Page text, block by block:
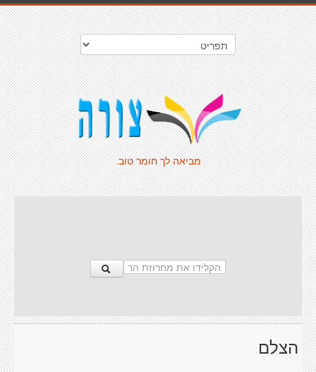
מביאה לך חומר טוב.
הצלם